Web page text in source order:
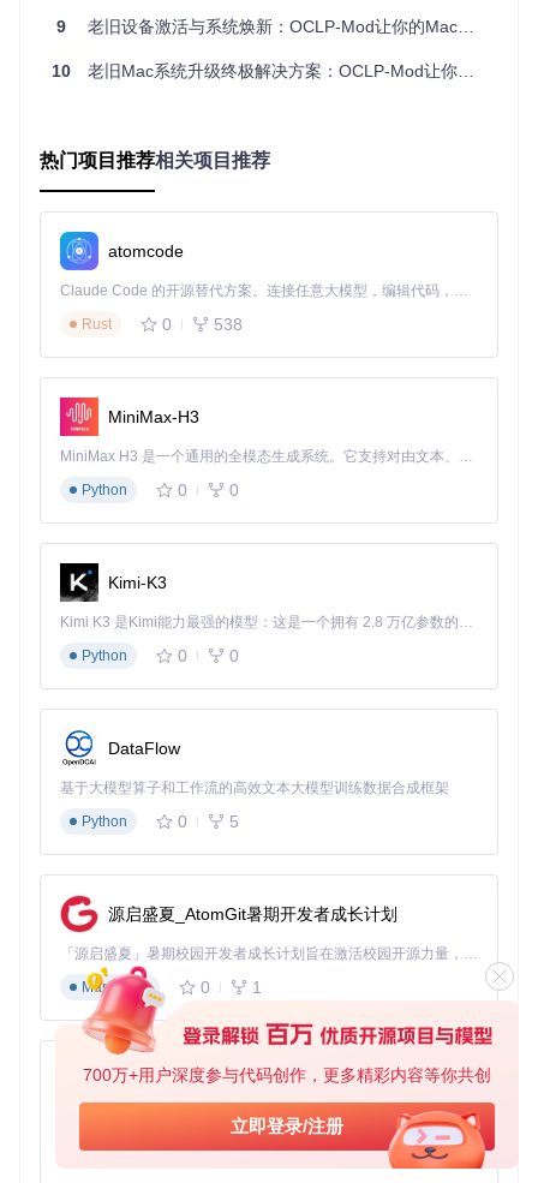
700万+用户深度参与代码创作，更多精彩内容等你共创
立即登录/注册
1. 获取项目代码
首先，您需要获取OCLP-Mod的项目代码。打开终端，执行以
git clone
动OCLP-Mod的图形化界面。
3. 构建并安装OpenCore引导
在主界面中选择"Build and Install OpenCore"功能，OCLP-M
4. 创建macOS安装介质并完成系统安装
使用"Create macOS Installer"功能，OCLP-Mod会帮助您下
载并制作macOS安装介质。整个过程完全自动化，您只需按
5. 安装系统补丁
完成系统安装后，使用"Post-Install Root Patch"功能，OCLP-
Mod会智能安装所有必要的硬件驱动和系统补丁，确保系统各
项功能正常运行。
四、OCLP-Mod的保障机制
2. 完善的文档和社区支持
项目提供详尽的官方文档，位于
南、故障排除和常见问题解答等内容。同时，活跃的社区也能
为您提供及时的技术支持。
3. 真实应用场景验证
众多用户通过OCLP-Mod成功升级了他们的老旧Mac设备。例
如，2015款MacBook Pro用户通过OCLP-Mod成功运行macO
S Sequoia，体验到了最新系统的各项功能，设备使用寿命得
9 老旧设备激活与系统焕新：OCLP-Mod让你的Mac重获新生
10 老旧Mac系统升级终极解决方案：OCLP-Mod让你的旧设备焕发新生
热门项目推荐相关项目推荐
atomcode
Claude Code 的开源替代方案。连接任意大模型，编辑代码，运行命令，自动验证 — 全自动执行。用 Rust 构建，极致性能。 ｜ An open-source alternative to Claude Code. Connect any LLM, edit code, run commands, and verify changes — autonomously. Built in Rust for speed. Get Started
Rust
0 538
MiniMax-H3
MiniMax H3 是一个通用的全模态生成系统。它支持对由文本、图像、视频和音频组成的多模态上下文进行统一理解，并能生成分辨率高达 2K、时长可达 15 秒的带原生立体声音频的视频。得益于面向任务泛化的系统设计，H3 在预训练阶段就已具备广泛的多模态上下文理解与生成能力，能够出色地执行复杂的多模态指令。
Python
0 0
Kimi-K3
Kimi K3 是Kimi能力最强的模型：这是一个拥有 2.8 万亿参数的混合专家（MoE）模型，具备原生视觉理解能力，并支持 100 万 token 的上下文窗口。
Python
0 0
DataFlow
基于大模型算子和工作流的高效文本大模型训练数据合成框架
Python
0 5
源启盛夏_AtomGit暑期开发者成长计划
「源启盛夏」暑期校园开发者成长计划旨在激活校园开源力量，通过积分激励、认证扶持、资源倾斜等形式，引导高校组织和开发者完成「入驻 — 建项目 — 做贡献 — 获认证 — 得资源」的完整闭环。无论你是想带领社团入驻平台的组织者，还是希望用代码贡献证明自己的开发者，都能在这里找到属于你的成长路径。
Markdown
0 1
py-xiaozhi
基于Python的Xiaozhi AI，适用于想要完整Xiaozhi体验而无需拥有专用硬件的用户。
Python
0 1